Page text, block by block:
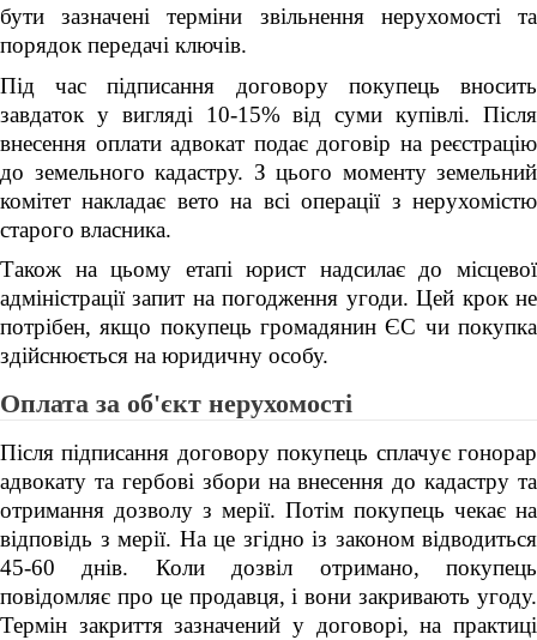
бути зазначені терміни звільнення нерухомості та
порядок передачі ключів.
Під час підписання договору покупець вносить
завдаток у вигляді 10-15% від суми купівлі. Після
внесення оплати адвокат подає договір на реєстрацію
до земельного кадастру. З цього моменту земельний
комітет накладає вето на всі операції з нерухомістю
старого власника.
Також на цьому етапі юрист надсилає до місцевої
адміністрації запит на погодження угоди. Цей крок не
потрібен, якщо покупець громадянин ЄС чи покупка
здійснюється на юридичну особу.
Оплата за об'єкт нерухомості
Після підписання договору покупець сплачує гонорар
адвокату та гербові збори на внесення до кадастру та
отримання дозволу з мерії. Потім покупець чекає на
відповідь з мерії. На це згідно із законом відводиться
45-60 днів. Коли дозвіл отримано, покупець
повідомляє про це продавця, і вони закривають угоду.
Термін закриття зазначений у договорі, на практиці